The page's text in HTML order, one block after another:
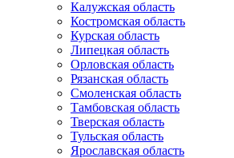
Калужская область
Костромская область
Курская область
Липецкая область
Орловская область
Рязанская область
Смоленская область
Тамбовская область
Тверская область
Тульская область
Ярославская область